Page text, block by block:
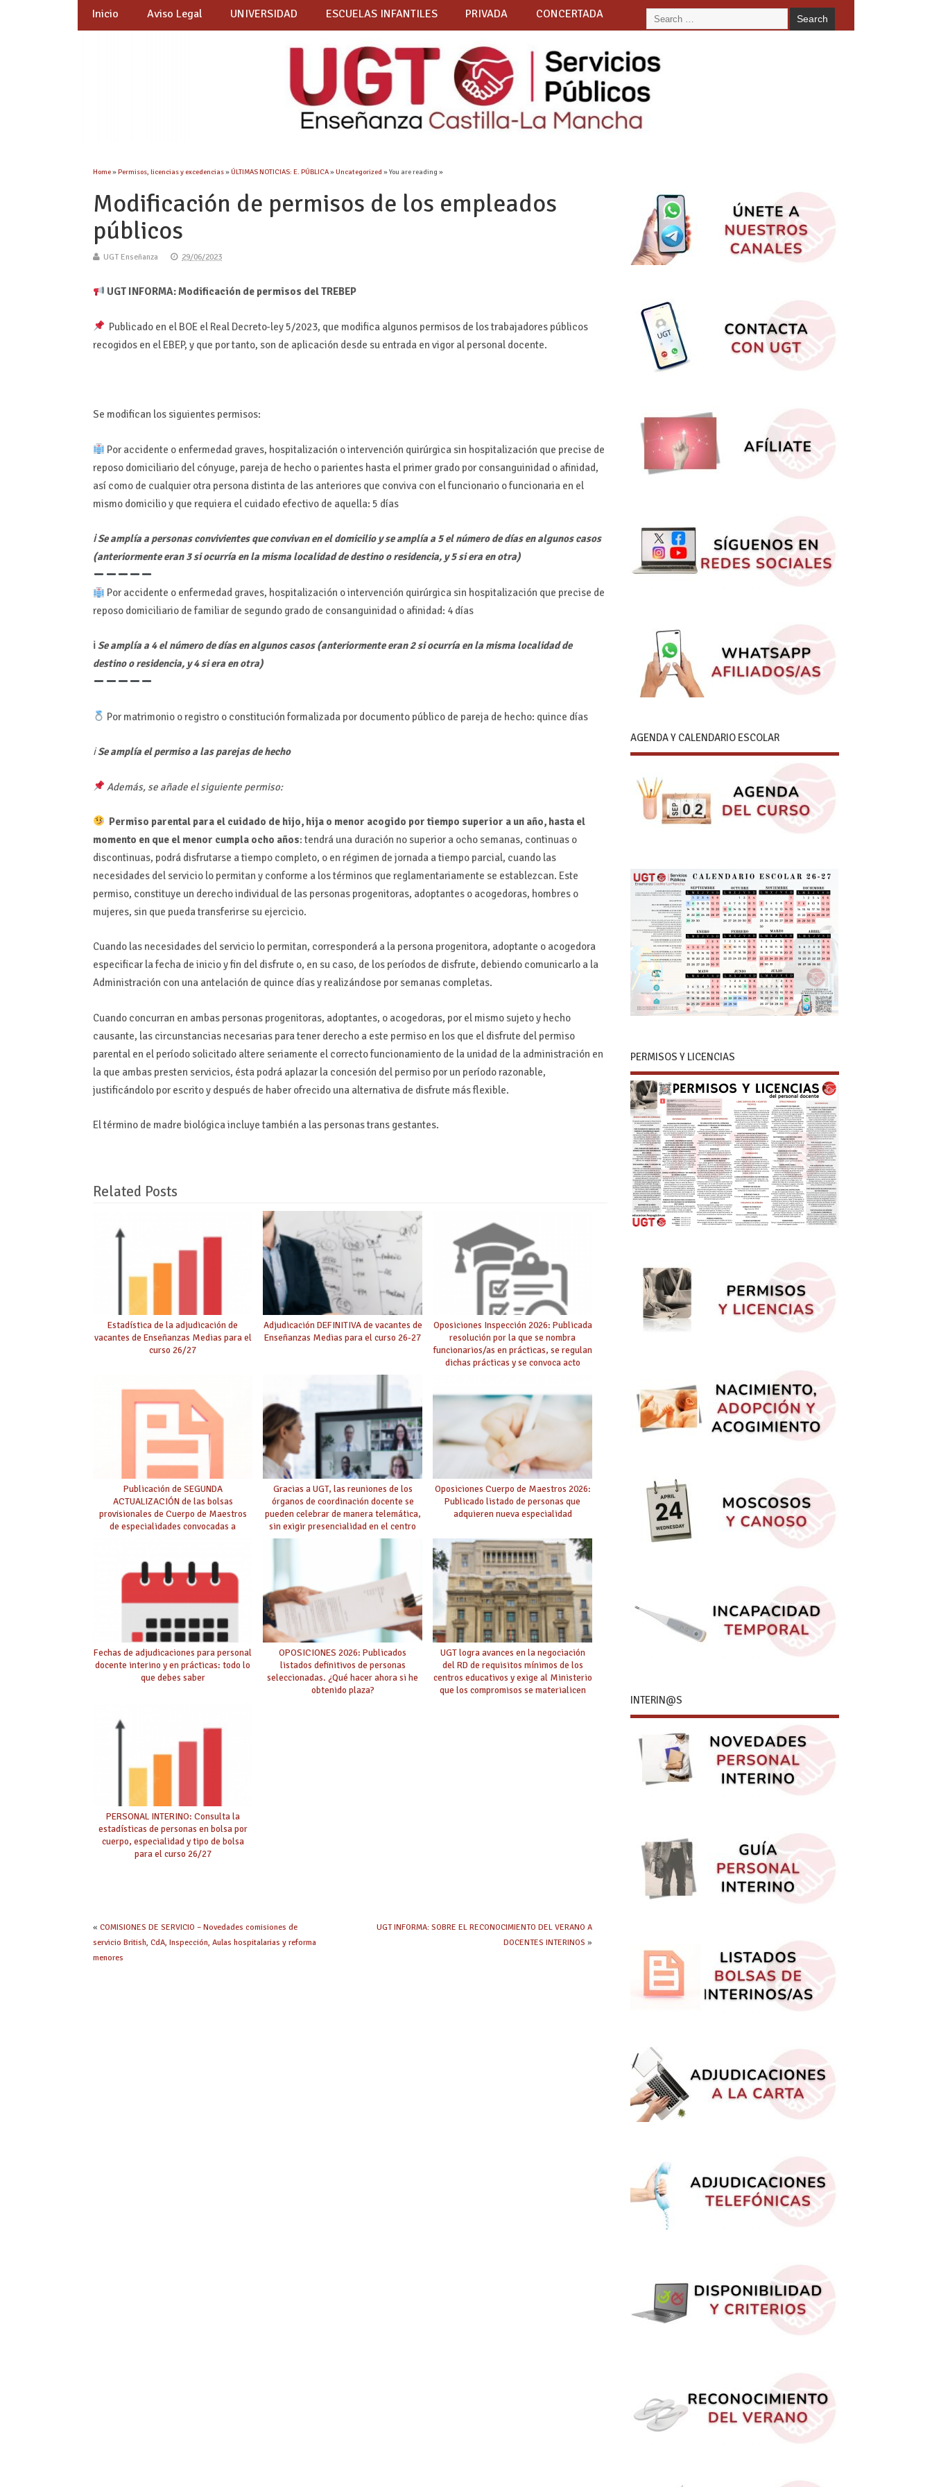
Inicio Aviso Legal UNIVERSIDAD ESCUELAS INFANTILES PRIVADA CONCERTADA
Home»Permisos, licencias y excedencias»ÚLTIMAS NOTICIAS: E. PÚBLICA»Uncategorized » You are reading »
Modificación de permisos de los empleados
públicos
UGT Enseñanza 29/06/2023
UGT INFORMA: Modificación de permisos del TREBEP
Publicado en el BOE el Real Decreto-ley 5/2023, que modifica algunos permisos de los trabajadores públicos
recogidos en el EBEP, y que por tanto, son de aplicación desde su entrada en vigor al personal docente.
Se modifican los siguientes permisos:
Por accidente o enfermedad graves, hospitalización o intervención quirúrgica sin hospitalización que precise de
reposo domiciliario del cónyuge, pareja de hecho o parientes hasta el primer grado por consanguinidad o afinidad,
así como de cualquier otra persona distinta de las anteriores que conviva con el funcionario o funcionaria en el
mismo domicilio y que requiera el cuidado efectivo de aquella: 5 días
ℹ Se amplía a personas convivientes que convivan en el domicilio y se amplía a 5 el número de días en algunos casos
(anteriormente eran 3 si ocurría en la misma localidad de destino o residencia, y 5 si era en otra)
Por accidente o enfermedad graves, hospitalización o intervención quirúrgica sin hospitalización que precise de
reposo domiciliario de familiar de segundo grado de consanguinidad o afinidad: 4 días
ℹSe amplía a 4 el número de días en algunos casos (anteriormente eran 2 si ocurría en la misma localidad de
destino o residencia, y 4 si era en otra)
Por matrimonio o registro o constitución formalizada por documento público de pareja de hecho: quince días
ℹSe amplía el permiso a las parejas de hecho
Además, se añade el siguiente permiso:
Permiso parental para el cuidado de hijo, hija o menor acogido por tiempo superior a un año, hasta el
momento en que el menor cumpla ocho años: tendrá una duración no superior a ocho semanas, continuas o
discontinuas, podrá disfrutarse a tiempo completo, o en régimen de jornada a tiempo parcial, cuando las
necesidades del servicio lo permitan y conforme a los términos que reglamentariamente se establezcan. Este
permiso, constituye un derecho individual de las personas progenitoras, adoptantes o acogedoras, hombres o
mujeres, sin que pueda transferirse su ejercicio.
Cuando las necesidades del servicio lo permitan, corresponderá a la persona progenitora, adoptante o acogedora
especificar la fecha de inicio y fin del disfrute o, en su caso, de los períodos de disfrute, debiendo comunicarlo a la
Administración con una antelación de quince días y realizándose por semanas completas.
Cuando concurran en ambas personas progenitoras, adoptantes, o acogedoras, por el mismo sujeto y hecho
causante, las circunstancias necesarias para tener derecho a este permiso en los que el disfrute del permiso
parental en el período solicitado altere seriamente el correcto funcionamiento de la unidad de la administración en
la que ambas presten servicios, ésta podrá aplazar la concesión del permiso por un período razonable,
justificándolo por escrito y después de haber ofrecido una alternativa de disfrute más flexible.
El término de madre biológica incluye también a las personas trans gestantes.
Related Posts
Estadística de la adjudicación de
vacantes de Enseñanzas Medias para el
curso 26/27
Adjudicación DEFINITIVA de vacantes de
Enseñanzas Medias para el curso 26-27
Oposiciones Inspección 2026: Publicada
resolución por la que se nombra
funcionarios/as en prácticas, se regulan
dichas prácticas y se convoca acto
Publicación de SEGUNDA
ACTUALIZACIÓN de las bolsas
provisionales de Cuerpo de Maestros
de especialidades convocadas a
Gracias a UGT, las reuniones de los
órganos de coordinación docente se
pueden celebrar de manera telemática,
sin exigir presencialidad en el centro
Oposiciones Cuerpo de Maestros 2026:
Publicado listado de personas que
adquieren nueva especialidad
Fechas de adjudicaciones para personal
docente interino y en prácticas: todo lo
que debes saber
OPOSICIONES 2026: Publicados
listados definitivos de personas
seleccionadas. ¿Qué hacer ahora si he
obtenido plaza?
UGT logra avances en la negociación
del RD de requisitos mínimos de los
centros educativos y exige al Ministerio
que los compromisos se materialicen
PERSONAL INTERINO: Consulta la
estadísticas de personas en bolsa por
cuerpo, especialidad y tipo de bolsa
para el curso 26/27
«COMISIONES DE SERVICIO – Novedades comisiones de
servicio British, CdA, Inspección, Aulas hospitalarias y reforma
menores
UGT INFORMA: SOBRE EL RECONOCIMIENTO DEL VERANO A
DOCENTES INTERINOS »
AGENDA Y CALENDARIO ESCOLAR
PERMISOS Y LICENCIAS
INTERIN@S